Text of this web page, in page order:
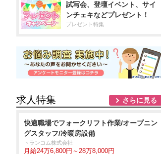
試写会、登壇イベント、サイ
ンチェキなどプレゼント！
プレゼント特集
求人特集 さらに見る
快適職場でフォークリフト作業/オープニン
グスタッフ/冷暖房設備
トランコム株式会社
月給24万6,800円～28万8,000円